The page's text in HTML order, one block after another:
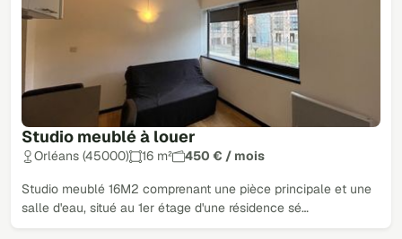
Studio meublé à louer
Orléans (45000) 16 m² 450 € / mois
Studio meublé 16M2 comprenant une pièce principale et une
salle d'eau, situé au 1er étage d'une résidence sé…